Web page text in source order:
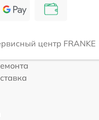
центр FRANKE